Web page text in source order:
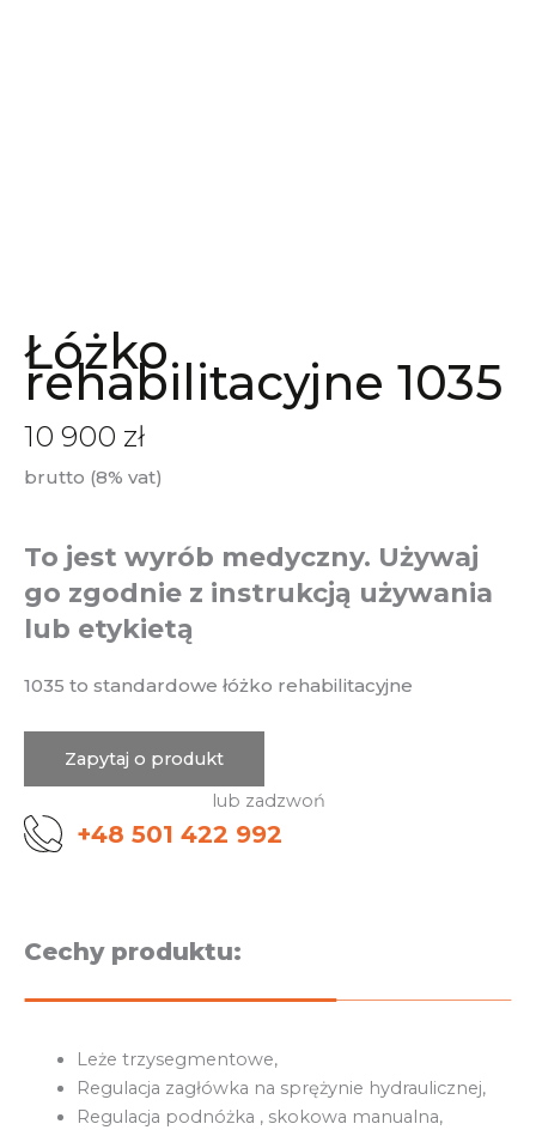
Łóżko
rehabilitacyjne 1035
10 900 zł
brutto (8% vat)
To jest wyrób medyczny. Używaj
go zgodnie z instrukcją używania
lub etykietą
1035 to standardowe łóżko rehabilitacyjne
Zapytaj o produkt
lub zadzwoń
+48 501 422 992
Cechy produktu:
Leże trzysegmentowe,
Regulacja zagłówka na sprężynie hydraulicznej,
Regulacja podnóżka , skokowa manualna,